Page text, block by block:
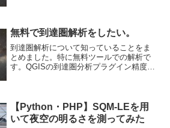
接眼レンズ（アイピー...
無料で到達圏解析をしたい。
到達圏解析について知っていることをま
とめました。特に無料ツールでの解析で
す。QGISの到達圏分析プラグイン精度は
難しそ...
【Python・PHP】SQM-LEを用
いて夜空の明るさを測ってみた